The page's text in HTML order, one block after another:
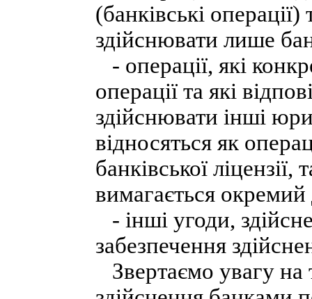
(банківські
здійснювати лише
- операції, які
операції та які
здійснювати інші
відносяться як
банківської
вимагається
- інші угоди,
забезпечення
Звертаємо увагу